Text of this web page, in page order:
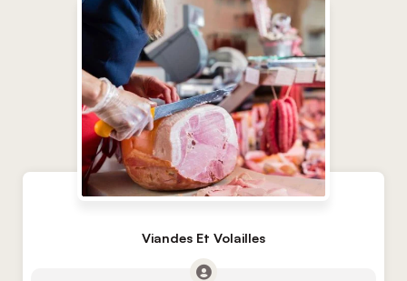
Viandes Et Volailles